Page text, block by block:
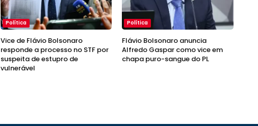
Política
Vice de Flávio Bolsonaro
responde a processo no STF por
suspeita de estupro de
vulnerável
Política
Flávio Bolsonaro anuncia
Alfredo Gaspar como vice em
chapa puro-sangue do PL